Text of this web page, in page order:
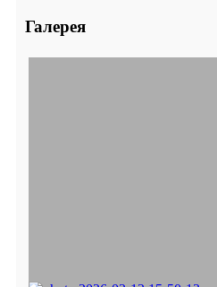
Галерея